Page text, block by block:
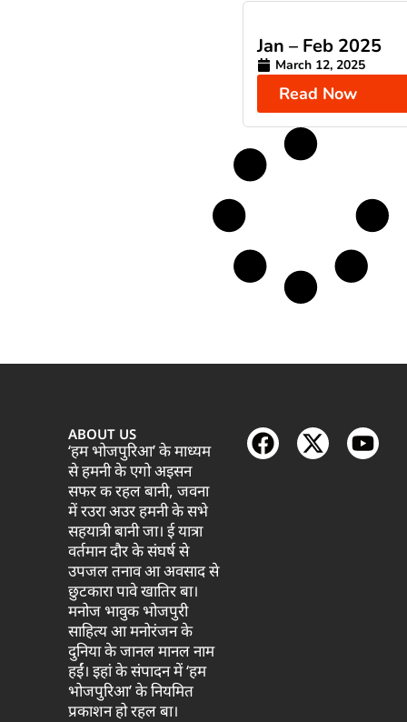
Jan – Feb 2025
March 12, 2025
Read Now
ABOUT US
‘हम भोजपुरिआ’ के माध्यम
से हमनी के एगो अइसन
सफर क रहल बानी, जवना
में रउरा अउर हमनी के सभे
सहयात्री बानी जा। ई यात्रा
वर्तमान दौर के संघर्ष से
उपजल तनाव आ अवसाद से
छुटकारा पावे खातिर बा।
मनोज भावुक भोजपुरी
साहित्य आ मनोरंजन के
दुनिया के जानल मानल नाम
हईं। इहां के संपादन में ‘हम
भोजपुरिआ’ के नियमित
प्रकाशन हो रहल बा।